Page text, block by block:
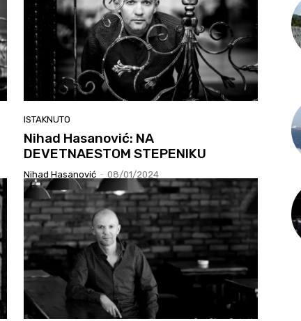
ISTAKNUTO
Nihad Hasanović: NA
DEVETNAESTOM STEPENIKU
Nihad Hasanović - 08/01/2024